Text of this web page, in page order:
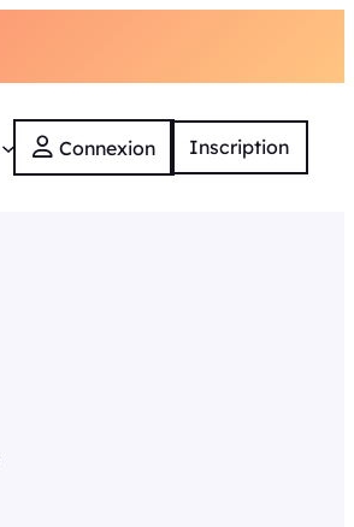
Connexion Inscription